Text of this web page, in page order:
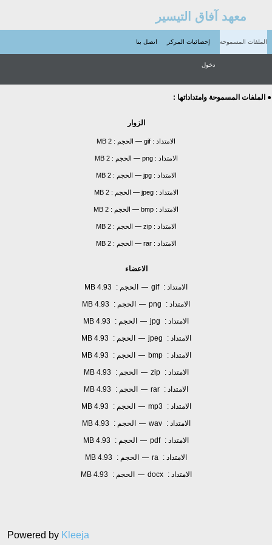
Powered by Kleeja
معهد آفاق التيسير
الملفات المسموحة إحصائيات المركز اتصل بنا
دخول
● الملفات المسموحة وامتداداتها :
الزوار
الامتداد : gif
— الحجم : 2 MB
الامتداد :png
— الحجم :2 MB
الامتداد :jpg
— الحجم :2 MB
الامتداد :jpeg
— الحجم :2 MB
الامتداد : bmp
— الحجم : 2 MB
الامتداد :zip
— الحجم :2 MB
الامتداد :rar
— الحجم :2 MB
الاعضاء
الامتداد : gif
— الحجم :
4.93 MB
الامتداد :
png
— الحجم :
4.93 MB
الامتداد :
jpg
— الحجم :
4.93 MB
الامتداد :
jpeg
— الحجم :
4.93 MB
الامتداد :
bmp
— الحجم :
4.93 MB
الامتداد :
zip
— الحجم :
4.93 MB
الامتداد : rar
— الحجم :
4.93 MB
الامتداد :
mp3
— الحجم :
4.93 MB
الامتداد :
wav
— الحجم :
4.93 MB
الامتداد : pdf
— الحجم :
4.93 MB
الامتداد : ra
— الحجم :
4.93 MB
الامتداد :
docx
— الحجم : 4.93 MB